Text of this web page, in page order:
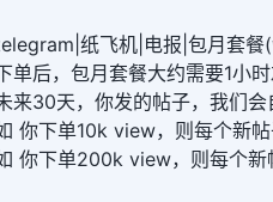
纸飞机|电报|包月套餐
单后，包月套餐大约需要1小
来30天，你发的帖子，我们
你下单10k view，则每个新
你下单200k view，则每个